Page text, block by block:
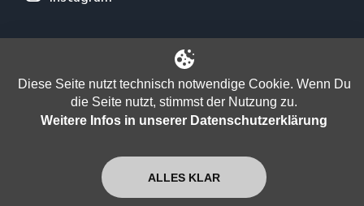
Newsletter
Verein
Unterstützen
Diese Seite nutzt technisch notwendige Cookie. Wenn Du
die Seite nutzt, stimmst der Nutzung zu.
Weitere Infos in unserer Datenschutzerklärung
ALLES KLAR